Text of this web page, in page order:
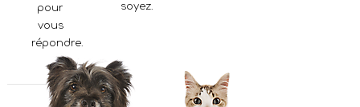
pour
vous
répondre.
soyez.